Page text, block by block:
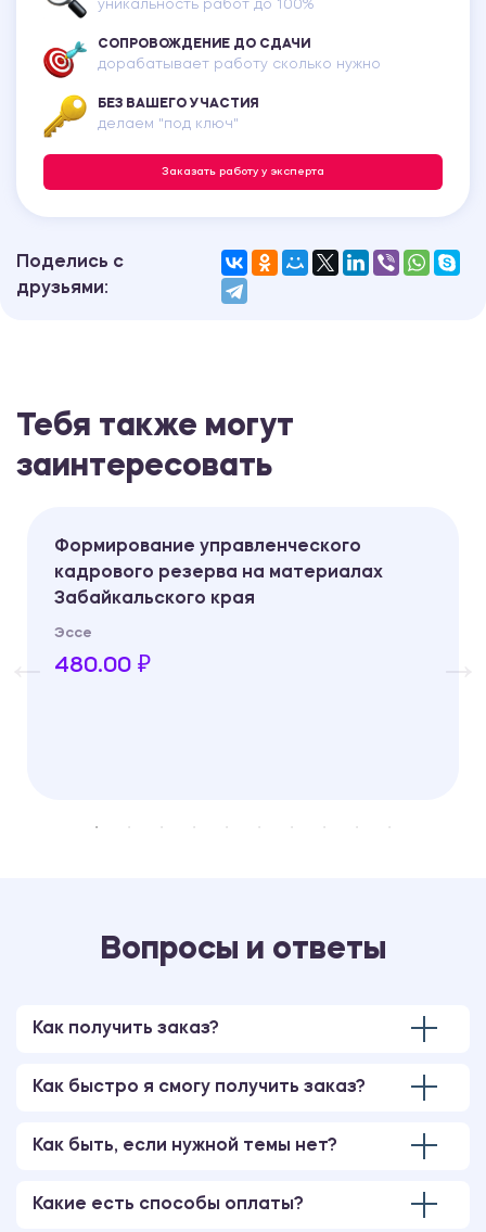
уникальность работ до 100%
СОПРОВОЖДЕНИЕ ДО СДАЧИ
дорабатывает работу сколько нужно
БЕЗ ВАШЕГО УЧАСТИЯ
делаем "под ключ"
Заказать работу у эксперта
Поделись с
друзьями:
Тебя также могут
заинтересовать
Формирование управленческого
кадрового резерва на материалах
Забайкальского края
Эссе
480.00 ₽
Вопросы и ответы
Как получить заказ?
Как быстро я смогу получить заказ?
Как быть, если нужной темы нет?
Какие есть способы оплаты?